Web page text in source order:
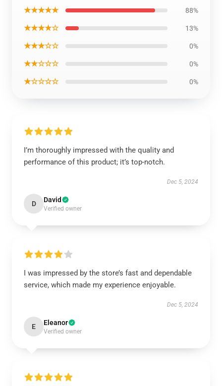
★★★★★ 88%
★★★★☆ 13%
★★★☆☆ 0%
★★☆☆☆ 0%
★☆☆☆☆ 0%
I’m thoroughly impressed with the quality and
performance of this product; it’s top-notch.
Dec 5, 2024
D David
Verified owner
I was impressed by the store’s fast and dependable
service, which made my experience enjoyable.
Dec 5, 2024
E Eleanor
Verified owner